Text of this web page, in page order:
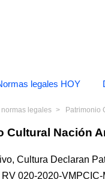
legales HOY
normas legales Patrimonio
Cultural Nación
Cultura Declaran
020-2020-